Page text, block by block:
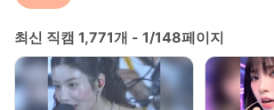
최신 직캠 1,771개 - 1/148페이지